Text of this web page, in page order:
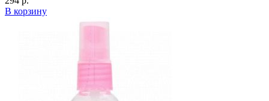
В корзину